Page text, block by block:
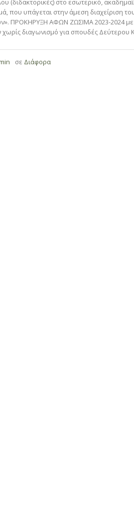
(διδακτορικές) στο εσωτερικό,
που υπάγεται στην άμεση διαχείριση
ΠΡΟΚΗΡΥΞΗ ΑΦΩΝ ΖΩΣΙΜΑ 2023-2024
διαγωνισμό για σπουδές Δεύτερου
σε Διάφορα